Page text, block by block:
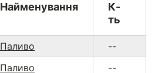
Найменування
К-
ть
Паливо
--
Паливо
--